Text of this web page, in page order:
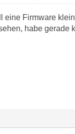
eine Firmware
habe gerade